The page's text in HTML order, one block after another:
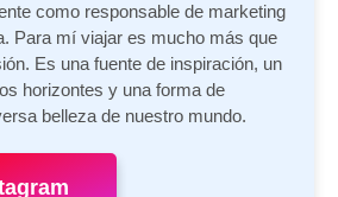
como responsable de marketing
Para mí viajar es mucho más que
Es una fuente de inspiración, un
horizontes y una forma de
belleza de nuestro mundo.